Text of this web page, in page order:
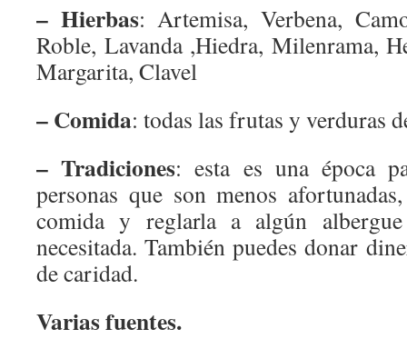
– Hierbas: Artemisa, Verbena,
Roble, Lavanda ,Hiedra, Milenrama,
Margarita, Clavel
– Comida: todas las frutas y verduras
– Tradiciones: esta es una época
personas que son menos
comida y reglarla a algún
necesitada. También puedes donar
de caridad.
Varias fuentes.